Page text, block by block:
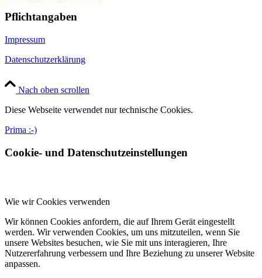
Pflichtangaben
Impressum
Datenschutzerklärung
Nach oben scrollen
Diese Webseite verwendet nur technische Cookies.
Prima :-)
Cookie- und Datenschutzeinstellungen
Wie wir Cookies verwenden
Wir können Cookies anfordern, die auf Ihrem Gerät eingestellt
werden. Wir verwenden Cookies, um uns mitzuteilen, wenn Sie
unsere Websites besuchen, wie Sie mit uns interagieren, Ihre
Nutzererfahrung verbessern und Ihre Beziehung zu unserer Website
anpassen.